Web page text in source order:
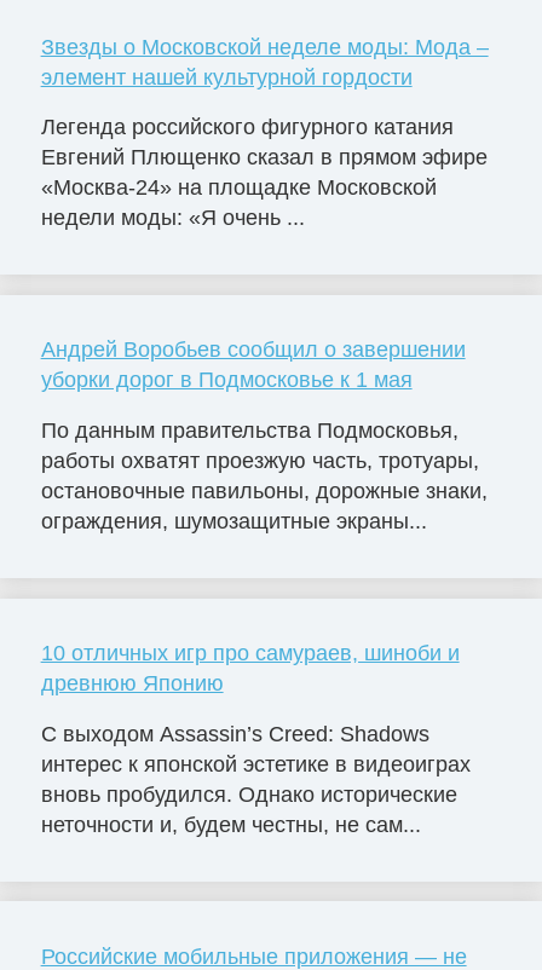
Звезды о Московской неделе моды: Мода –
элемент нашей культурной гордости
Легенда российского фигурного катания
Евгений Плющенко сказал в прямом эфире
«Москва-24» на площадке Московской
недели моды: «Я очень ...
Андрей Воробьев сообщил о завершении
уборки дорог в Подмосковье к 1 мая
По данным правительства Подмосковья,
работы охватят проезжую часть, тротуары,
остановочные павильоны, дорожные знаки,
ограждения, шумозащитные экраны...
10 отличных игр про самураев, шиноби и
древнюю Японию
С выходом Assassin’s Creed: Shadows
интерес к японской эстетике в видеоиграх
вновь пробудился. Однако исторические
неточности и, будем честны, не сам...
Российские мобильные приложения — не